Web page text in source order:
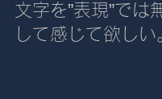
文字を”表現”では
して感じて欲しい